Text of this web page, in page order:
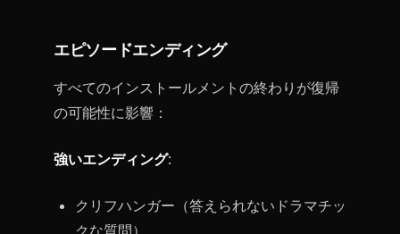
エピソードエンディング
すべてのインストールメントの終わりが復帰
の可能性に影響：
強いエンディング:
クリフハンガー（答えられないドラマチッ
クな質問）